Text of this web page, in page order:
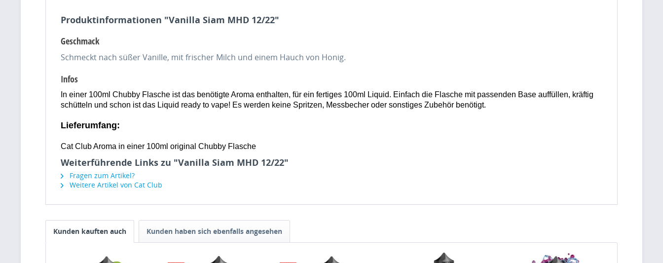
Produktinformationen "Vanilla Siam MHD 12/22"
Geschmack
Schmeckt nach süßer Vanille, mit frischer Milch und einem Hauch von Honig.
Infos
In einer 100ml Chubby Flasche ist das benötigte Aroma enthalten, für ein fertiges 100ml Liquid. Einfach die Flasche mit passenden Base auffüllen, kräftig
schütteln und schon ist das Liquid ready to vape! Es werden keine Spritzen, Messbecher oder sonstiges Zubehör benötigt.
Lieferumfang:
Cat Club Aroma in einer 100ml original Chubby Flasche
Weiterführende Links zu "Vanilla Siam MHD 12/22"
Fragen zum Artikel?
Weitere Artikel von Cat Club
Kunden kauften auch Kunden haben sich ebenfalls angesehen